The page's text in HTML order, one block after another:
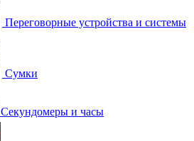
Переговорные устройства и системы
Сумки
Секундомеры и часы